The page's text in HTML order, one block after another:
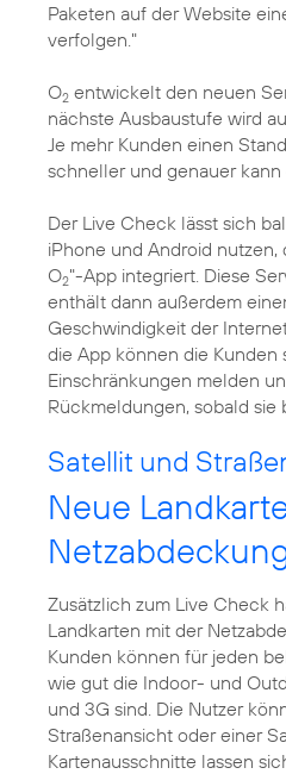
Paketen auf der Website
verfolgen."
O2 entwickelt den neuen
nächste Ausbaustufe wird
Je mehr Kunden einen
schneller und genauer
Der Live Check lässt sich
iPhone und Android
O2"-App integriert. Diese
enthält dann außerdem
Geschwindigkeit der
die App können die Kunden
Einschränkungen melden
Rückmeldungen, sobald sie
Satellit und
Neue
Zusätzlich zum Live Check
Landkarten mit der
Kunden können für jeden
wie gut die Indoor- und
und 3G sind. Die Nutzer
Straßenansicht oder einer
Kartenausschnitte lassen